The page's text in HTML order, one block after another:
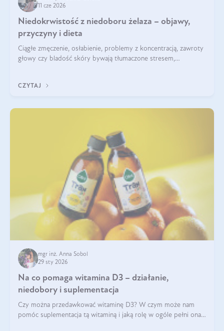
11 cze 2026
Niedokrwistość z niedoboru żelaza – objawy,
przyczyny i dieta
Ciągłe zmęczenie, osłabienie, problemy z koncentracją, zawroty
głowy czy bladość skóry bywają tłumaczone stresem,
CZYTAJ
mgr inż. Anna Sobol
29 sty 2026
Na co pomaga witamina D3 – działanie,
niedobory i suplementacja
Czy można przedawkować witaminę D3? W czym może nam
pomóc suplementacja tą witaminą i jaką rolę w ogóle pełni ona